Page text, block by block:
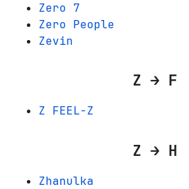
Zero 7
Zero People
Zevin
Z → F
Z FEEL-Z
Z → H
Zhanulka